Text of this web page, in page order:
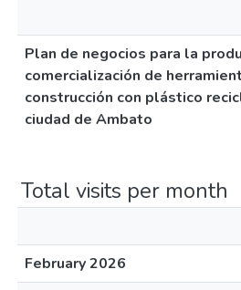
Plan de negocios para la
comercialización de
construcción con plástico
ciudad de Ambato
Total visits per month
February 2026